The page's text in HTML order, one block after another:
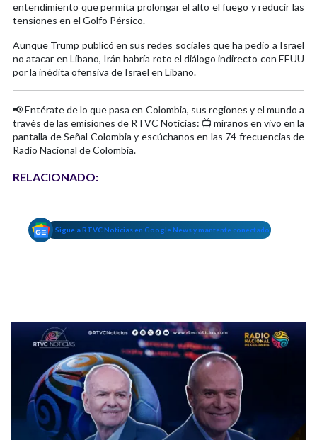
entendimiento que permita prolongar el alto el fuego y reducir las
tensiones en el Golfo Pérsico.
Aunque Trump publicó en sus redes sociales que ha pedio a Israel
no atacar en Líbano, Irán habría roto el diálogo indirecto con EEUU
por la inédita ofensiva de Israel en Líbano.
📢 Entérate de lo que pasa en Colombia, sus regiones y el mundo a
través de las emisiones de RTVC Noticias: 📺 míranos en vivo en la
pantalla de Señal Colombia y escúchanos en las 74 frecuencias de
Radio Nacional de Colombia.
RELACIONADO:
Sigue a RTVC Noticias en Google News y mantente conectado